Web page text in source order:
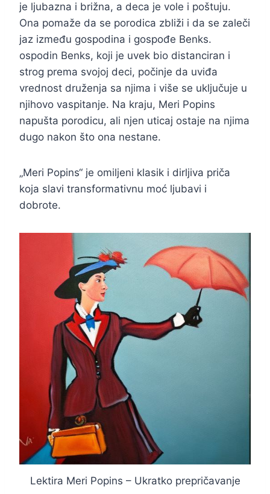
je ljubazna i brižna, a deca je vole i poštuju.
Ona pomaže da se porodica zbliži i da se zaleči
jaz između gospodina i gospođe Benks.
ospodin Benks, koji je uvek bio distanciran i
strog prema svojoj deci, počinje da uviđa
vrednost druženja sa njima i više se uključuje u
njihovo vaspitanje. Na kraju, Meri Popins
napušta porodicu, ali njen uticaj ostaje na njima
dugo nakon što ona nestane.
„Meri Popins“ je omiljeni klasik i dirljiva priča
koja slavi transformativnu moć ljubavi i
dobrote.
Lektira Meri Popins – Ukratko prepričavanje